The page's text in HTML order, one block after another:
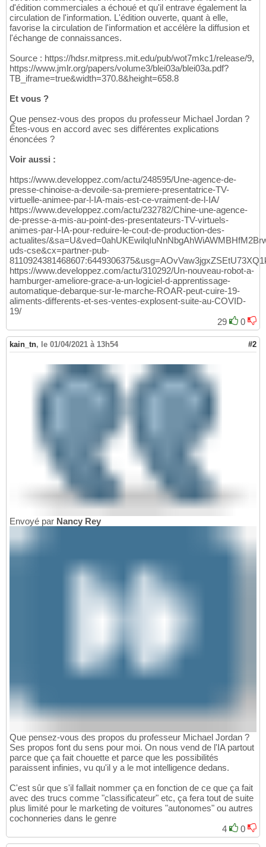
d'édition commerciales a échoué et qu'il entrave également la
circulation de l'information. L'édition ouverte, quant à elle,
favorise la circulation de l'information et accélère la diffusion et
l'échange de connaissances.
Source : https://hdsr.mitpress.mit.edu/pub/wot7mkc1/release/9,
https://www.jmlr.org/papers/volume3/blei03a/blei03a.pdf?
TB_iframe=true&width=370.8&height=658.8
Et vous ?
Que pensez-vous des propos du professeur Michael Jordan ?
Êtes-vous en accord avec ses différentes explications
énoncées ?
Voir aussi :
https://www.developpez.com/actu/248595/Une-agence-de-
presse-chinoise-a-devoile-sa-premiere-presentatrice-TV-
virtuelle-animee-par-l-IA-mais-est-ce-vraiment-de-l-IA/
https://www.developpez.com/actu/232782/Chine-une-agence-
de-presse-a-mis-au-point-des-presentateurs-TV-virtuels-
animes-par-l-IA-pour-reduire-le-cout-de-production-des-
actualites/
uds-cse&cx=partner-pub-
https://www.developpez.com/actu/310292/Un-nouveau-robot-a-
hamburger-ameliore-grace-a-un-logiciel-d-apprentissage-
automatique-debarque-sur-le-marche-ROAR-peut-cuire-19-
aliments-differents-et-ses-ventes-explosent-suite-au-COVID-
19/
29
0
kain_tn, le 01/04/2021 à 13h54 #2
Envoyé par Nancy Rey
Que pensez-vous des propos du professeur Michael Jordan ?
Ses propos font du sens pour moi. On nous vend de l'IA partout
parce que ça fait chouette et parce que les possibilités
paraissent infinies, vu qu'il y a le mot intelligence dedans.
C'est sûr que s'il fallait nommer ça en fonction de ce que ça fait
avec des trucs comme "classificateur" etc, ça fera tout de suite
plus limité pour le marketing de voitures "autonomes" ou autres
cochonneries dans le genre
4
0